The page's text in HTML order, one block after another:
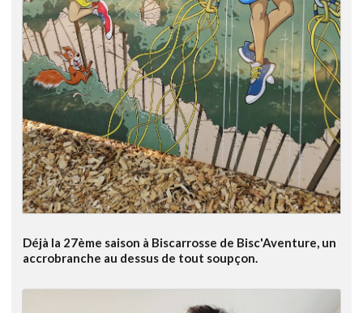
Déjà la 27ème saison à Biscarrosse de Bisc'Aventure, un
accrobranche au dessus de tout soupçon.